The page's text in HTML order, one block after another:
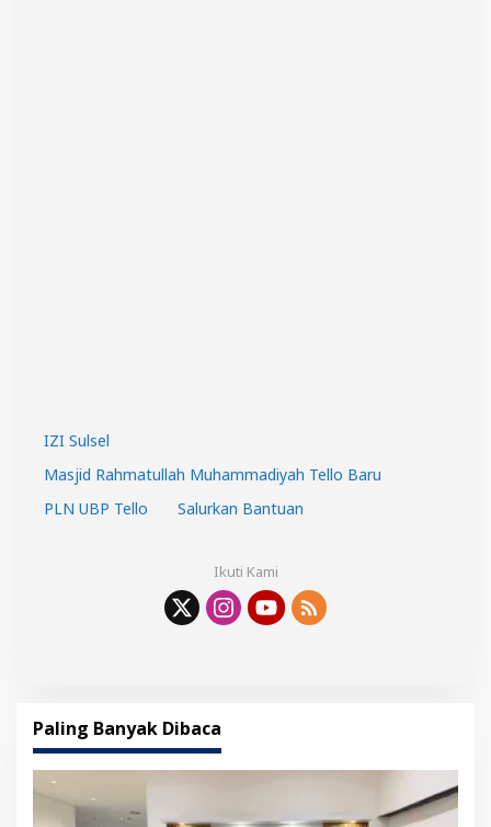
IZI Sulsel
Masjid Rahmatullah Muhammadiyah Tello Baru
PLN UBP Tello
Salurkan Bantuan
Ikuti Kami
Paling Banyak Dibaca